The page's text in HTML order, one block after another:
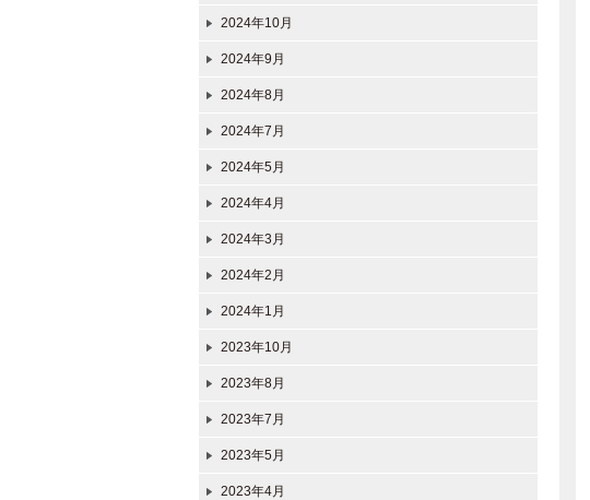
2024年10月
2024年9月
2024年8月
2024年7月
2024年5月
2024年4月
2024年3月
2024年2月
2024年1月
2023年10月
2023年8月
2023年7月
2023年5月
2023年4月